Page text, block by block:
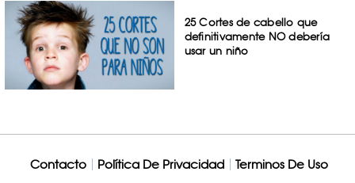
25 Cortes de cabello que
definitivamente NO debería
usar un niño
Contacto Política De Privacidad Terminos De Uso